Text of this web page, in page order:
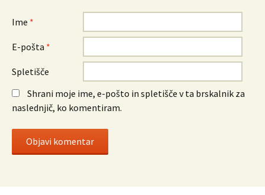
Ime *
E-pošta *
Spletišče
Shrani moje ime, e-pošto in spletišče v ta brskalnik za
naslednjič, ko komentiram.